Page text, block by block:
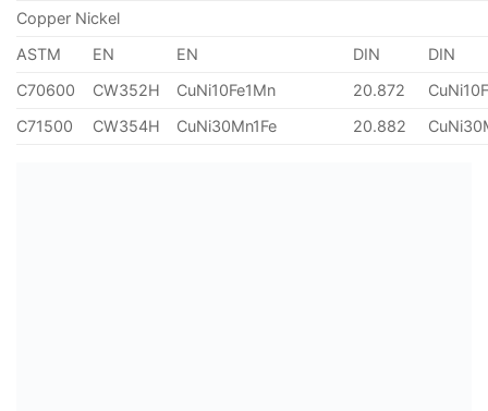
Copper Nickel
ASTM
EN EN DIN
DIN
C70600
CW352H CuNi10Fe1Mn 20.872
C71500
CW354H CuNi30Mn1Fe 20.882